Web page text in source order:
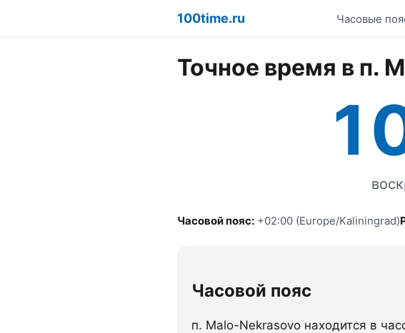
100time.ru Часовые
Точное время в п.
Часовой пояс: +02:00 (Europe/Kaliningrad)
Часовой пояс
п. Malo-Nekrasovo находится в